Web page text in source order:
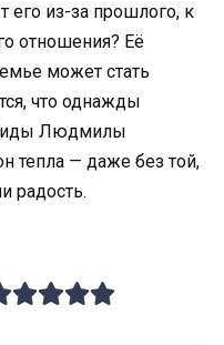
его из-за прошлого, к
отношения? Её
может стать
что однажды
Людмилы
тепла — даже без той,
радость.